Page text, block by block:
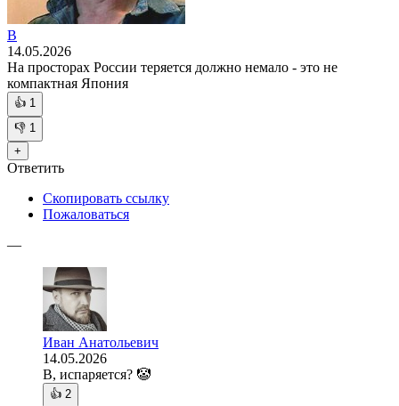
В
14.05.2026
На просторах России теряется должно немало - это не
компактная Япония
👍 1
👎 1
+
Ответить
Скопировать ссылку
Пожаловаться
—
Иван Анатольевич
14.05.2026
В, испаряется? 🤡
👍 2